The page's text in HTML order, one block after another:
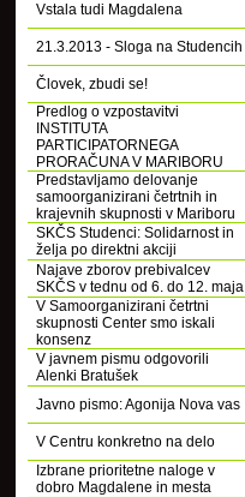
Vstala tudi Magdalena
21.3.2013 - Sloga na Studencih
Človek, zbudi se!
Predlog o vzpostavitvi
INSTITUTA
PARTICIPATORNEGA
PRORAČUNA V MARIBORU
Predstavljamo delovanje
samoorganizirani četrtnih in
krajevnih skupnosti v Mariboru
SKČS Studenci: Solidarnost in
želja po direktni akciji
Najave zborov prebivalcev
SKČS v tednu od 6. do 12. maja
V Samoorganizirani četrtni
skupnosti Center smo iskali
konsenz
V javnem pismu odgovorili
Alenki Bratušek
Javno pismo: Agonija Nova vas
V Centru konkretno na delo
Izbrane prioritetne naloge v
dobro Magdalene in mesta